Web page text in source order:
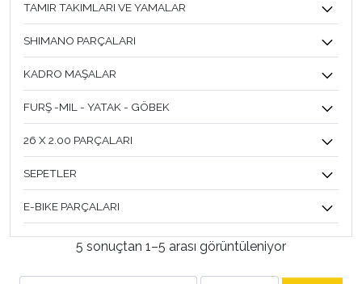
TAMIR TAKIMLARI VE YAMALAR
SHIMANO PARÇALARI
KADRO MAŞALAR
FURŞ -MIL - YATAK - GÖBEK
26 X 2.00 PARÇALARI
SEPETLER
E-BIKE PARÇALARI
5 sonuçtan 1–5 arası görüntüleniyor